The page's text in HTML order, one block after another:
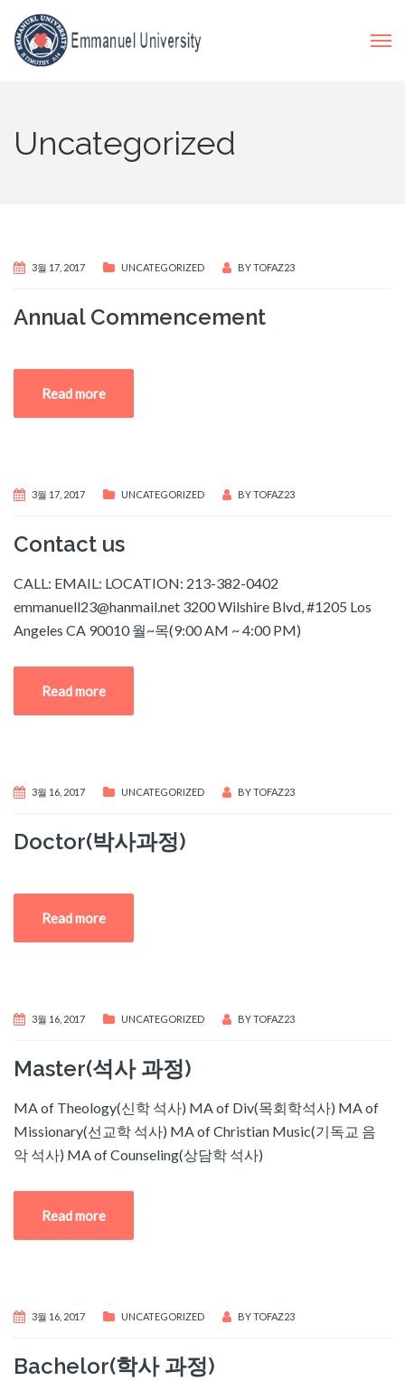
Uncategorized
3월 17, 2017 UNCATEGORIZED BYTOFAZ23
Annual Commencement
Read more
3월 17, 2017 UNCATEGORIZED BYTOFAZ23
Contact us
CALL: EMAIL: LOCATION: 213-382-0402
emmanuell23@hanmail.net 3200 Wilshire Blvd, #1205 Los
Angeles CA 90010 월~목(9:00 AM ~ 4:00 PM)
Read more
3월 16, 2017 UNCATEGORIZED BYTOFAZ23
Doctor(박사과정)
Read more
3월 16, 2017 UNCATEGORIZED BYTOFAZ23
Master(석사 과정)
MA of Theology(신학 석사) MA of Div(목회학석사) MA of
Missionary(선교학 석사) MA of Christian Music(기독교 음
악 석사) MA of Counseling(상담학 석사)
Read more
3월 16, 2017 UNCATEGORIZED BYTOFAZ23
Bachelor(학사 과정)